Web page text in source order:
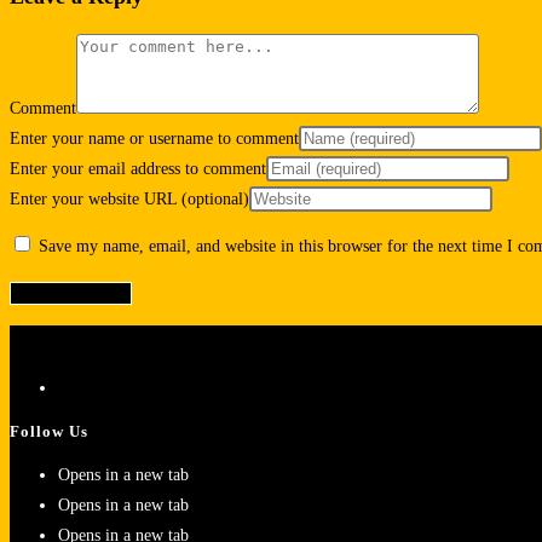
Comment
Enter your name or username to comment
Enter your email address to comment
Enter your website URL (optional)
Save my name, email, and website in this browser for the next time I
Follow Us
Opens in a new tab
Opens in a new tab
Opens in a new tab